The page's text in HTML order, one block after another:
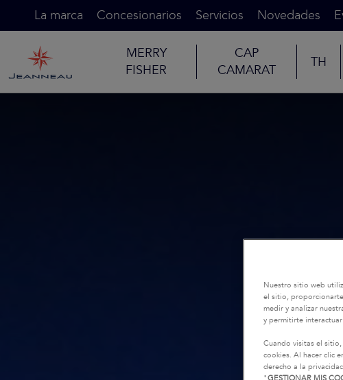
La marca Concesionarios Servicios Novedades
MERRY
FISHER
CAP
CAMARAT
TH
Nuestro sitio web
el sitio,
medir y analizar
y permitirte
Cuando visitas el
cookies. Al hacer clic
derecho a la